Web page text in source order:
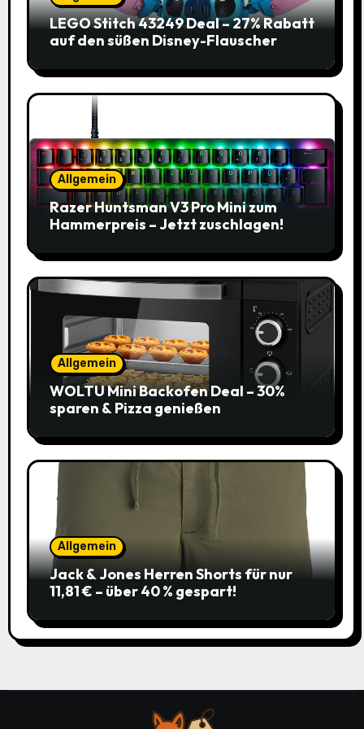
LEGO Stitch 43249 Deal – 27% Rabatt
auf den süßen Disney-Flauscher
Allgemein
Razer Huntsman V3 Pro Mini zum
Hammerpreis – Jetzt zuschlagen!
Allgemein
WOLTU Mini Backofen Deal – 30%
sparen & Pizza genießen
Allgemein
Jack & Jones Herren Shorts für nur
11,81 € – über 40 % gespart!